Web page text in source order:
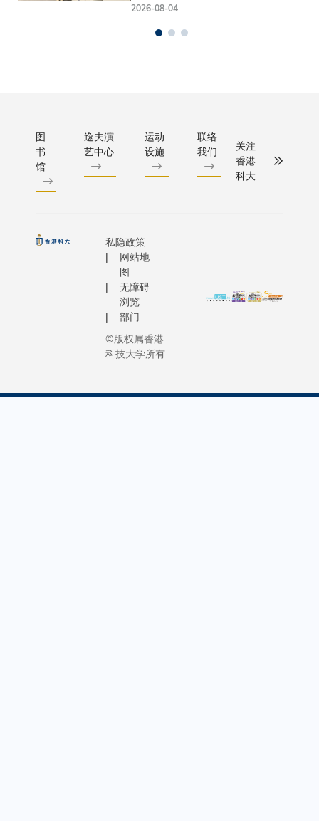
2026-08-04
图
书
馆
逸夫演
艺中心
运动
设施
联络
我们
关注
香港
科大
私隐政策
网站地
图
无障碍
浏览
部门
©版权属香港
科技大学所有